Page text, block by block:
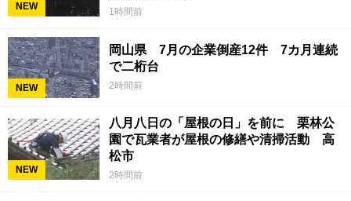
NEW 1時間前
NEW
岡山県 7月の企業倒産12件 7カ月連続
で二桁台
2時間前
NEW
八月八日の「屋根の日」を前に 栗林公
園で瓦業者が屋根の修繕や清掃活動 高
松市
2時間前